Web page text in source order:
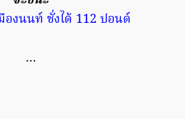
องนนท์ ชั่งได้ 112 ปอนด์
…